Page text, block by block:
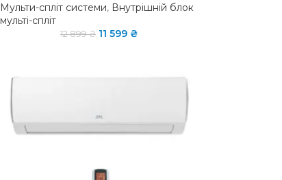
Мульти-спліт системи, Внутрішній блок
мульті-спліт
12 899₴ 11 599 ₴